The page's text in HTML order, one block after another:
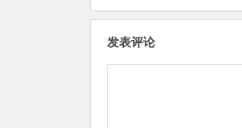
发表评论